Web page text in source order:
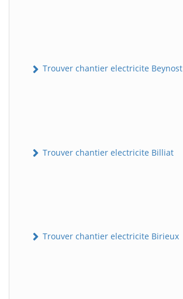
Trouver chantier electricite Beynost
Trouver chantier electricite Billiat
Trouver chantier electricite Birieux